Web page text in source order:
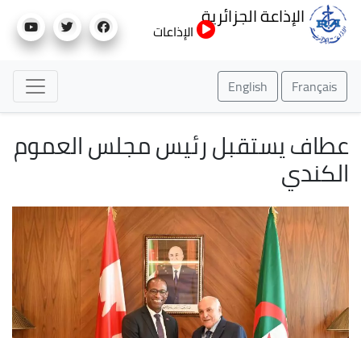
إلى
الإذاعة الجزائرية
الإذاعات
Français
English
عطاف يستقبل رئيس مجلس العموم
الكندي